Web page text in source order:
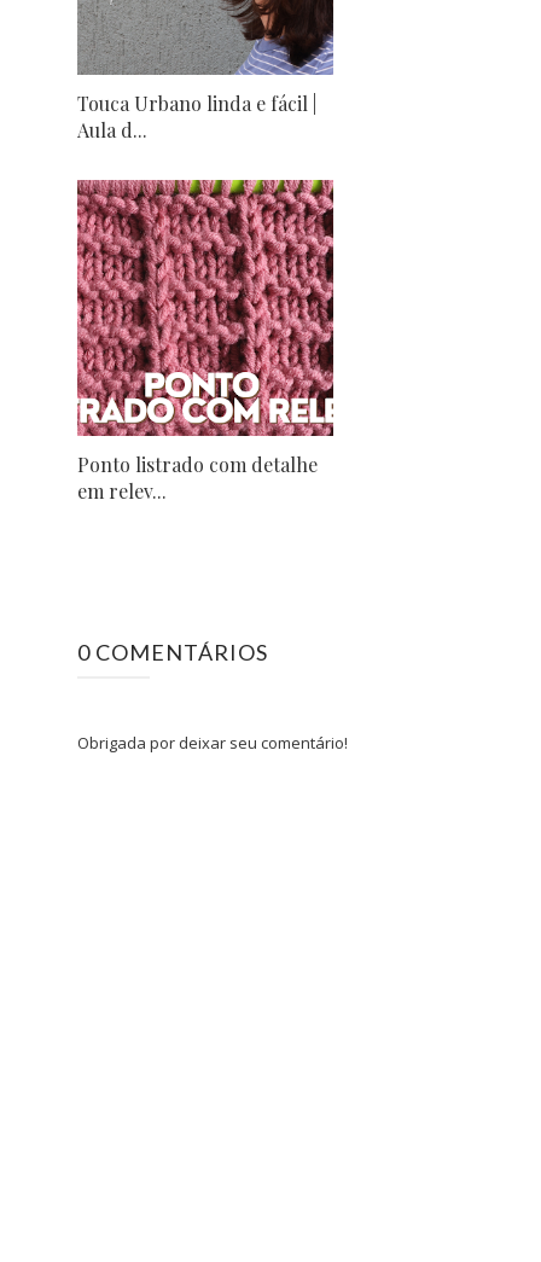
Touca Urbano linda e fácil |
Aula d...
Ponto listrado com detalhe
em relev...
0 COMENTÁRIOS
Obrigada por deixar seu comentário!